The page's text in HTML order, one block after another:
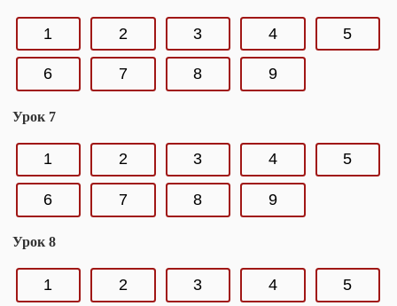
1 2 3 4 5
6 7 8 9
Урок 7
1 2 3 4 5
6 7 8 9
Урок 8
1 2 3 4 5